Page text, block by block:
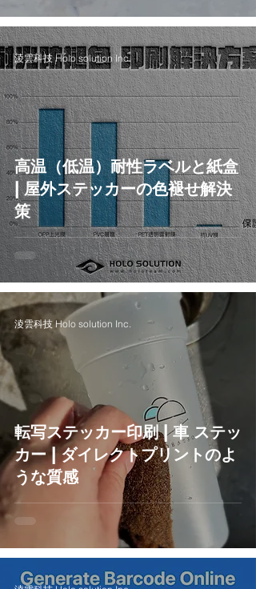
高温（低温）耐性ラベルと紙盒
| 屋外ステッカーの色褪せ解決
策
淩雲科技 Holo solution Inc.
転写ステッカー印刷 | 車 ステッ
カー | ダイレクトプリントのよ
うな質感
淩雲科技 Holo solution Inc.